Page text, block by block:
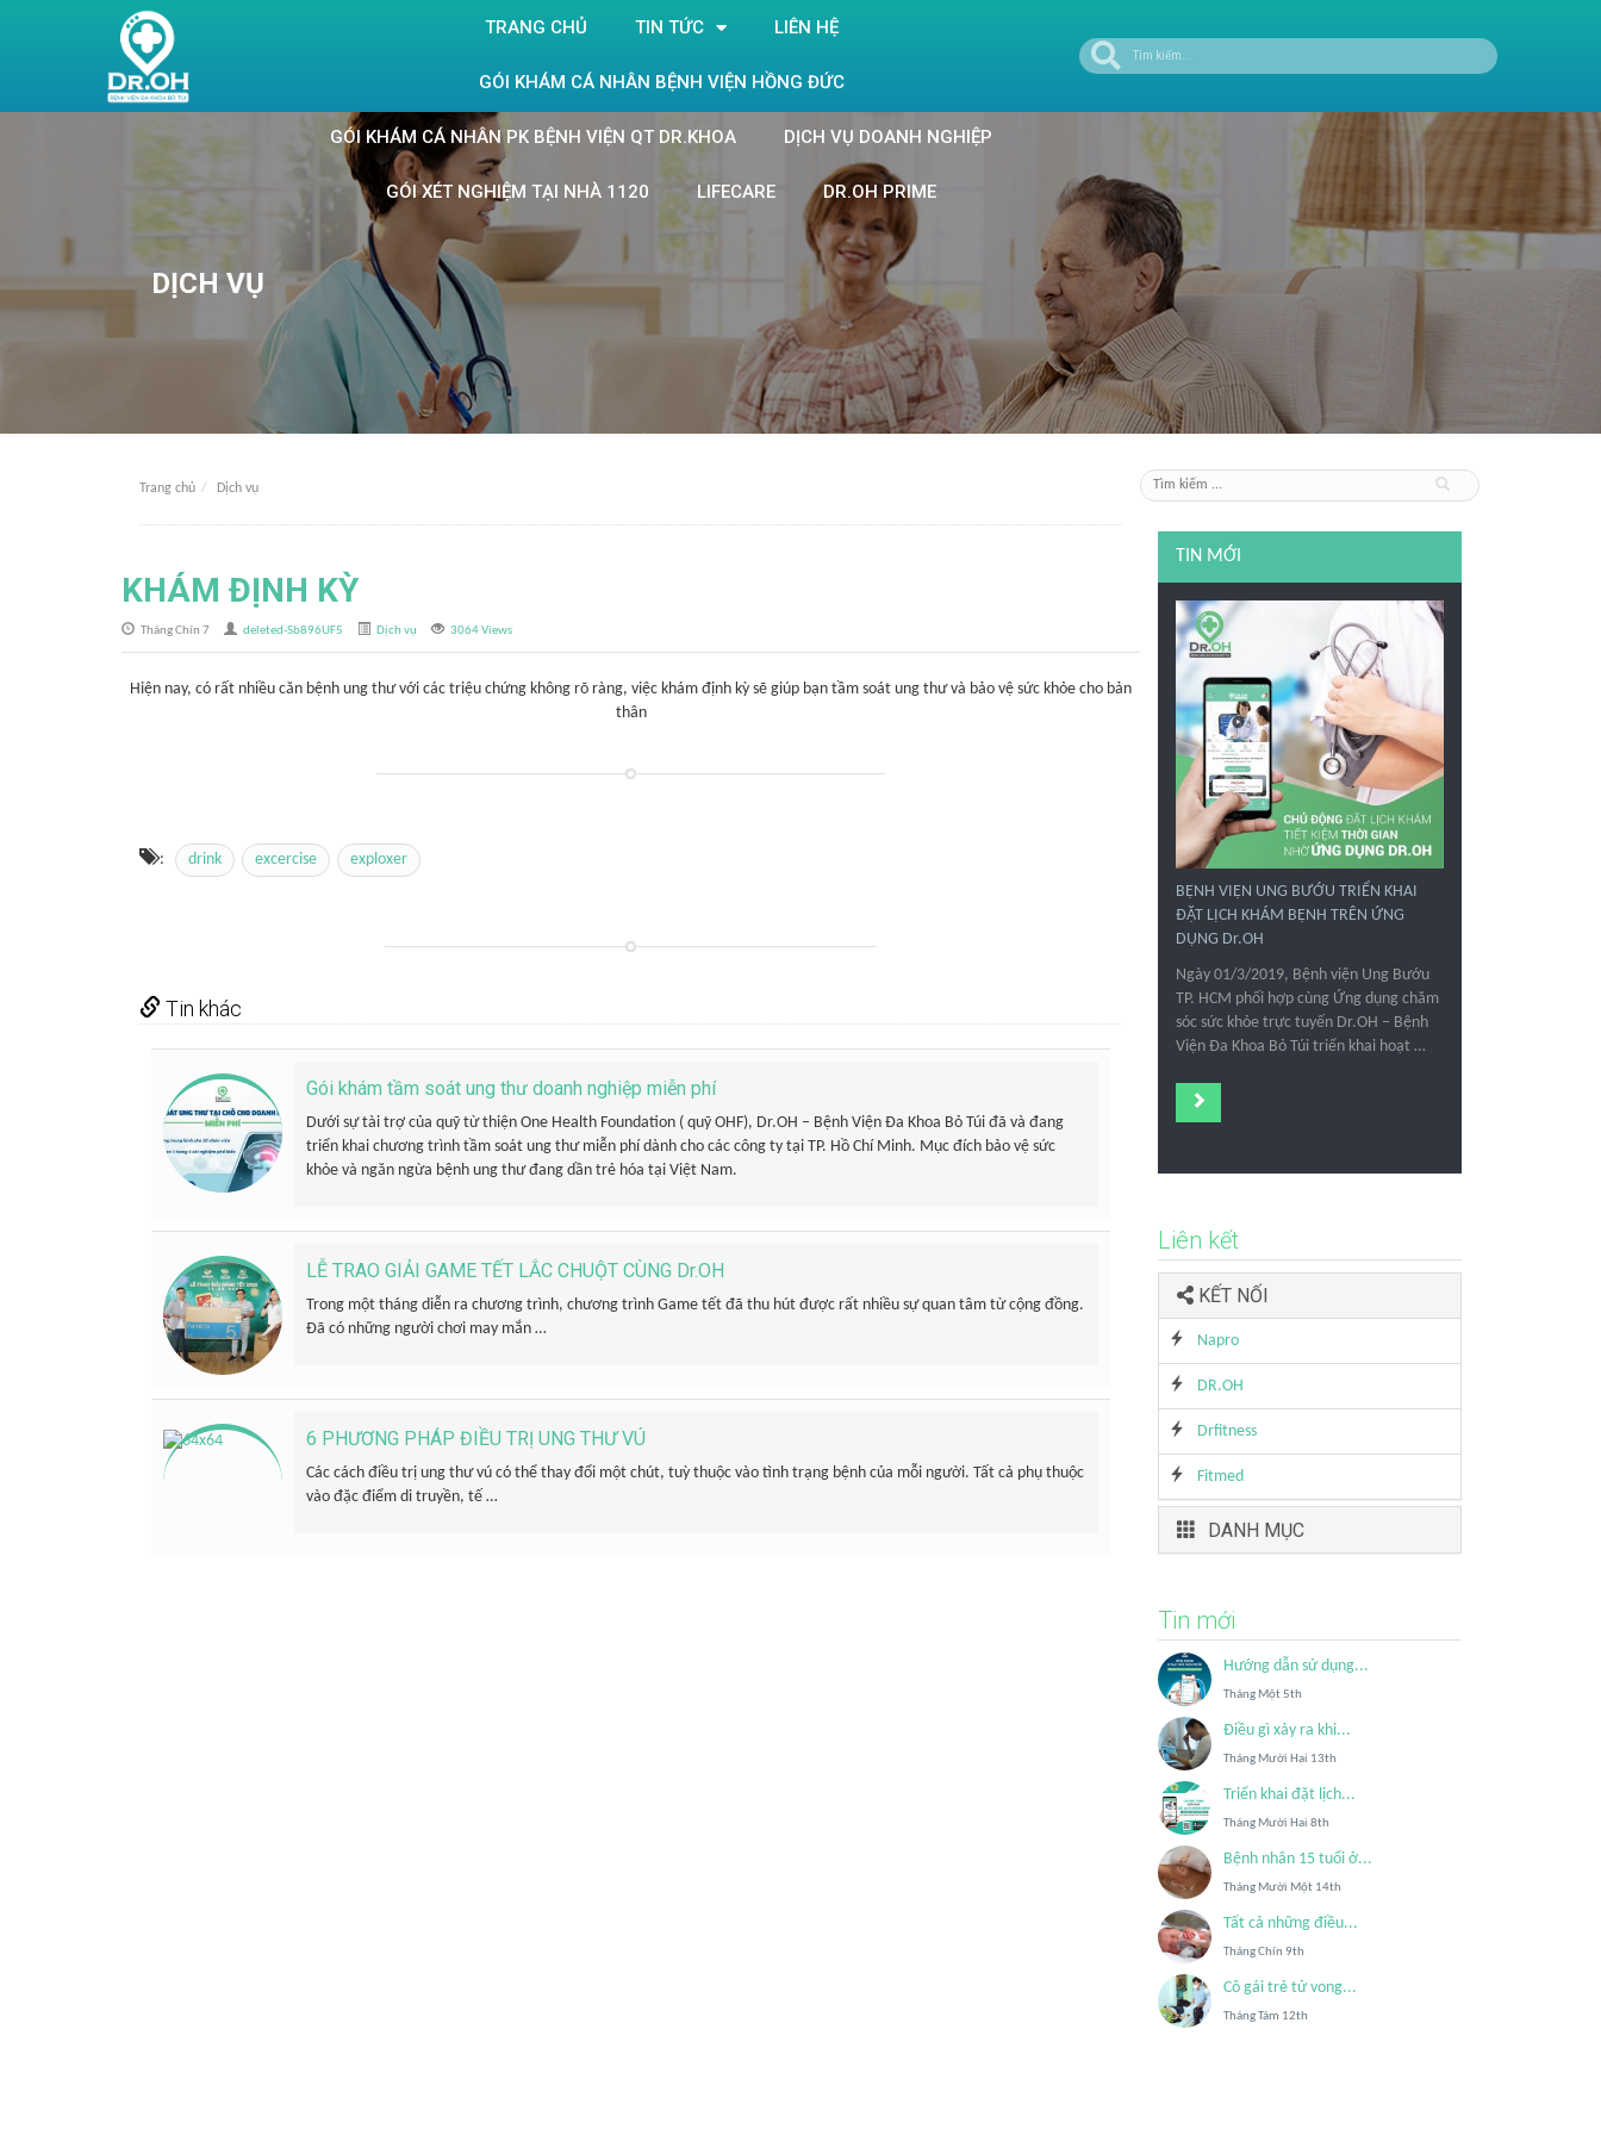
TRANG CHỦ TIN TỨC LIÊN HỆ
GÓI KHÁM CÁ NHÂN BỆNH VIỆN HỒNG ĐỨC
GÓI KHÁM CÁ NHÂN PK BỆNH VIỆN QT DR.KHOA DỊCH VỤ DOANH NGHIỆP
GÓI XÉT NGHIỆM TẠI NHÀ 1120 LIFECARE DR.OH PRIME
DỊCH VỤ
Trang chủ Dịch vụ
KHÁM ĐỊNH KỲ
Tháng Chín 7 deleted-Sb896UF5 Dịch vụ 3064 Views
Hiện nay, có rất nhiều căn bệnh ung thư với các triệu chứng không rõ ràng, việc khám định kỳ sẽ giúp bạn tầm soát ung thư và bảo vệ sức khỏe cho bản
thân
: drink excercise exploxer
Tin khác
Gói khám tầm soát ung thư doanh nghiệp miễn phí
Dưới sự tài trợ của quỹ từ thiện One Health Foundation ( quỹ OHF), Dr.OH – Bệnh Viện Đa Khoa Bỏ Túi đã và đang
triển khai chương trình tầm soát ung thư miễn phí dành cho các công ty tại TP. Hồ Chí Minh. Mục đích bảo vệ sức
khỏe và ngăn ngừa bệnh ung thư đang dần trẻ hóa tại Việt Nam.
LỄ TRAO GIẢI GAME TẾT LẮC CHUỘT CÙNG Dr.OH
Trong một tháng diễn ra chương trình, chương trình Game tết đã thu hút được rất nhiều sự quan tâm từ cộng đồng.
Đã có những người chơi may mắn …
6 PHƯƠNG PHÁP ĐIỀU TRỊ UNG THƯ VÚ
Các cách điều trị ung thư vú có thể thay đổi một chút, tuỳ thuộc vào tình trạng bệnh của mỗi người. Tất cả phụ thuộc
vào đặc điểm di truyền, tế …
TIN MỚI
BỆNH VIỆN UNG BƯỚU TRIỂN KHAI
ĐẶT LỊCH KHÁM BỆNH TRÊN ỨNG
DỤNG Dr.OH
Ngày 01/3/2019, Bệnh viện Ung Bướu
TP. HCM phối hợp cùng Ứng dụng chăm
sóc sức khỏe trực tuyến Dr.OH – Bệnh
Viện Đa Khoa Bỏ Túi triển khai hoạt …
Liên kết
KẾT NỐI
Napro
DR.OH
Drfitness
Fitmed
DANH MỤC
Tin mới
Hướng dẫn sử dụng...
Tháng Một 5th
Điều gì xảy ra khi...
Tháng Mười Hai 13th
Triển khai đặt lịch...
Tháng Mười Hai 8th
Bệnh nhân 15 tuổi ở...
Tháng Mười Một 14th
Tất cả những điều...
Tháng Chín 9th
Cô gái trẻ tử vong...
Tháng Tám 12th